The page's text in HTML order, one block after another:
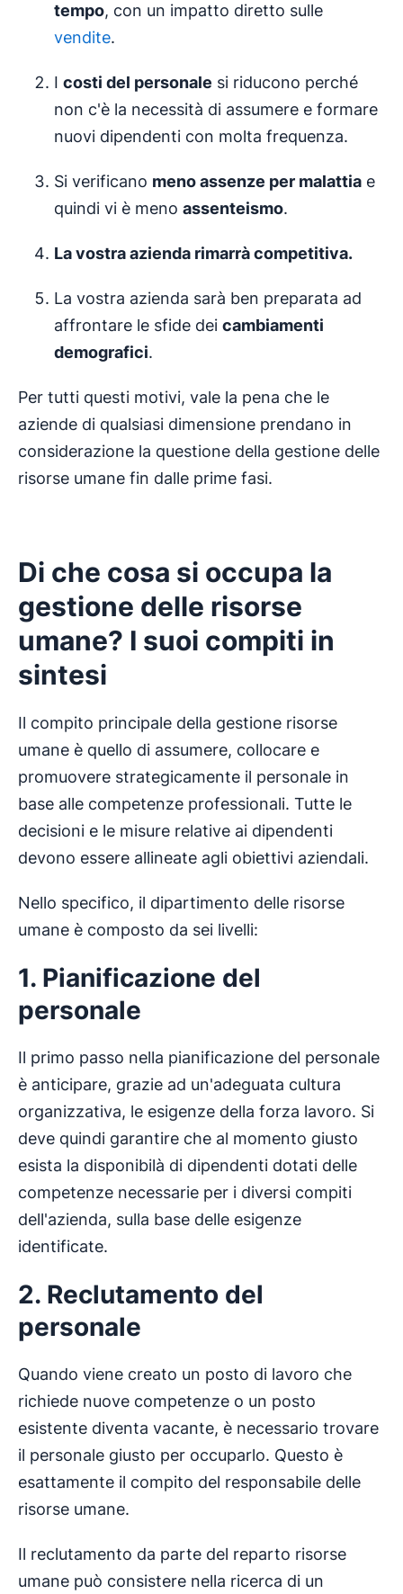
tempo, con un impatto diretto sulle
vendite.
I costi del personale si riducono perché
non c'è la necessità di assumere e formare
nuovi dipendenti con molta frequenza.
Si verificano meno assenze per malattia e
quindi vi è meno assenteismo.
La vostra azienda rimarrà competitiva.
La vostra azienda sarà ben preparata ad
affrontare le sfide dei cambiamenti
demografici.
Per tutti questi motivi, vale la pena che le
aziende di qualsiasi dimensione prendano in
considerazione la questione della gestione delle
risorse umane fin dalle prime fasi.
Di che cosa si occupa la
gestione delle risorse
umane? I suoi compiti in
sintesi
Il compito principale della gestione risorse
umane è quello di assumere, collocare e
promuovere strategicamente il personale in
base alle competenze professionali. Tutte le
decisioni e le misure relative ai dipendenti
devono essere allineate agli obiettivi aziendali.
Nello specifico, il dipartimento delle risorse
umane è composto da sei livelli:
1. Pianificazione del
personale
Il primo passo nella pianificazione del personale
è anticipare, grazie ad un'adeguata cultura
organizzativa, le esigenze della forza lavoro. Si
deve quindi garantire che al momento giusto
esista la disponibilà di dipendenti dotati delle
competenze necessarie per i diversi compiti
dell'azienda, sulla base delle esigenze
identificate.
2. Reclutamento del
personale
Quando viene creato un posto di lavoro che
richiede nuove competenze o un posto
esistente diventa vacante, è necessario trovare
il personale giusto per occuparlo. Questo è
esattamente il compito del responsabile delle
risorse umane.
Il reclutamento da parte del reparto risorse
umane può consistere nella ricerca di un